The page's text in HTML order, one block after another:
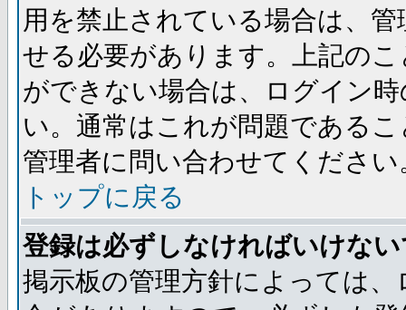
用を禁止されている場合は、
せる必要があります。上記の
ができない場合は、ログイン
い。通常はこれが問題である
管理者に問い合わせてください
トップに戻る
登録は必ずしなければいけな
掲示板の管理方針によっては